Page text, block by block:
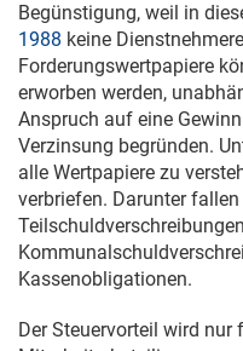
Begünstigung, weil in
1988 keine
Forderungswertpapiere
erworben werden,
Anspruch auf eine
Verzinsung begründen.
alle Wertpapiere zu
verbriefen. Darunter
Kassenobligationen.
Der Steuervorteil wird